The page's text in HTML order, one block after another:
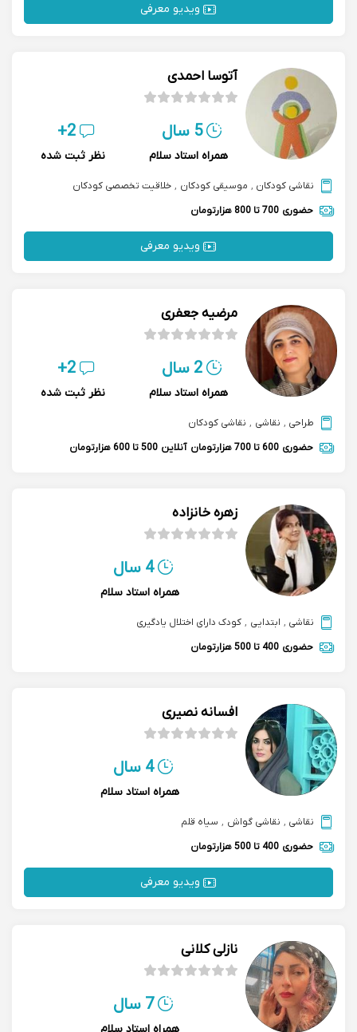
ویدیو معرفی
آتوسا احمدی
5 سال
همراه استاد سلام
2+
نظر ثبت شده
نقاشی کودکان , موسیقی کودکان , خلاقیت تخصصی کودکان
حضوری 700 تا 800 هزارتومان
ویدیو معرفی
مرضیه جعفری
2 سال
همراه استاد سلام
2+
نظر ثبت شده
طراحی , نقاشی , نقاشی کودکان
حضوری 600 تا 700 هزارتومان آنلاین 500 تا 600 هزارتومان
زهره خانزاده
4 سال
همراه استاد سلام
نقاشی , ابتدایی , کودک دارای اختلال یادگیری
حضوری 400 تا 500 هزارتومان
افسانه نصیری
4 سال
همراه استاد سلام
نقاشی , نقاشی گواش , سیاه قلم
حضوری 400 تا 500 هزارتومان
ویدیو معرفی
نازلی کلانی
7 سال